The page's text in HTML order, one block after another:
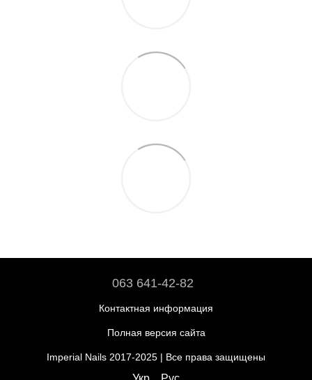
063 641-42-82
Контактная информация
Полная версия сайта
Imperial Nails 2017-2025 | Все права защищены